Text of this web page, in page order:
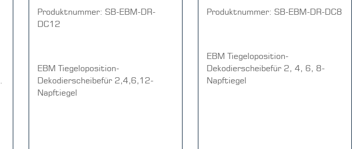
Produktnummer: SB-EBM-DR-
DC12
EBM Tiegeloposition-
Dekodierscheibefür 2,4,6,12-
Napftiegel
Produktnummer: SB-EBM-DR-DC8
EBM Tiegeloposition-
Dekodierscheibefür 2, 4, 6, 8-
Napftiegel